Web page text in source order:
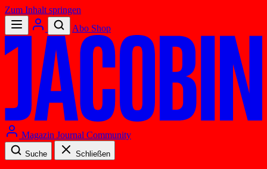
Zum Inhalt springen
Abo Shop
Magazin Journal Community
Suche Schließen